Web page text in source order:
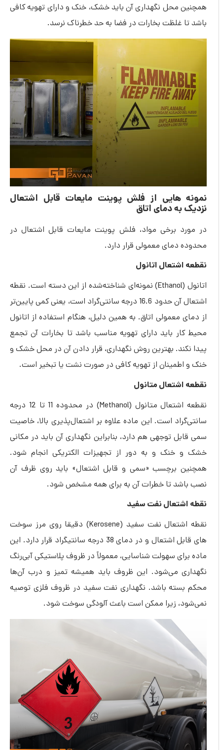
محل نگهداری آن باید خشک، خنک و دارای تهویه کافی
غلظت بخارات در فضا به حد خطرناک نرسد.
هایی از فلش پوینت مایعات قابل اشتعال
دمای اتاق
برخی مواد، فلش پوینت مایعات قابل اشتعال در
دمای معمولی قرار دارد.
اتانول
اتانول (Ethanol) نمونه‌ای شناخته‌شده از این دسته است. نقطه
اشتعال آن حدود 16.6 درجه سانتی‌گراد است، یعنی کمی پایین‌تر
معمولی اتاق. به همین دلیل، هنگام استفاده از اتانول
باید دارای تهویه مناسب باشد تا بخارات آن تجمع
بهترین روش نگهداری، قرار دادن آن در محل خشک و
از تهویه کافی در صورت نشت یا تبخیر است.
متانول
متانول (Methanol
) در محدوده 11 تا 12 درجه
است. این ماده علاوه بر اشتعال‌پذیری بالا، خاصیت
توجهی هم دارد، بنابراین نگهداری آن باید در مکانی
و به دور از تجهیزات الکتریکی انجام شود.
برچسب «سمی و قابل اشتعال» باید روی ظرف آن
تا خطرات آن به برای همه مشخص شود.
نفت سفید
نقطه اشتعال نفت سفید (Kerosene) دقیقا روی مرز سوخت
های قابل اشتعال و در دمای 38 درجه سانتیگراد قرار دارد. این
سهولت شناسایی، معمولاً در ظروف پلاستیکی آبی‌رنگ
می‌شود. این ظروف باید همیشه تمیز و درب آن‌ها
باشد. نگهداری نفت سفید در ظروف فلزی توصیه
زیرا ممکن است باعث آلودگی سوخت شود.